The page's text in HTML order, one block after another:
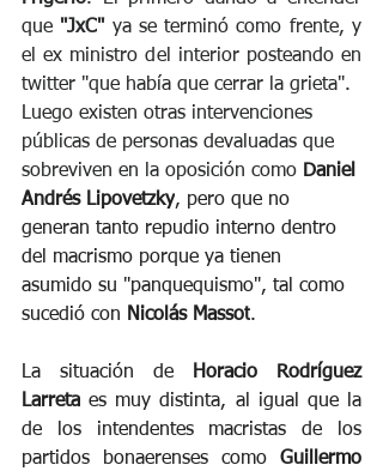
que "JxC" ya se terminó como frente, y
el ex ministro del interior posteando en
twitter "que había que cerrar la grieta".
Luego existen otras intervenciones
públicas de personas devaluadas que
sobreviven en la oposición como Daniel
Andrés Lipovetzky, pero que no
generan tanto repudio interno dentro
del macrismo porque ya tienen
asumido su "panquequismo", tal como
sucedió con Nicolás Massot.
La situación de Horacio Rodríguez
Larreta es muy distinta, al igual que la
de los intendentes macristas de los
partidos bonaerenses como Guillermo